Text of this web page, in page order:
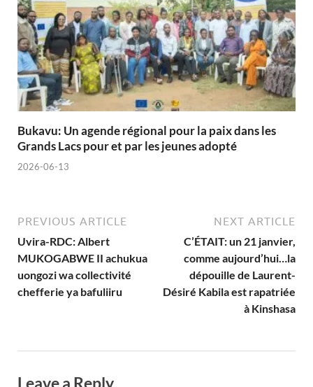
Bukavu: Un agende régional pour la paix dans les
Grands Lacs pour et par les jeunes adopté
2026-06-13
PREVIOUS ARTICLE
Uvira-RDC: Albert
MUKOGABWE II achukua
uongozi wa collectivité
chefferie ya bafuliiru
NEXT ARTICLE
C’ÉTAIT: un 21 janvier,
comme aujourd’hui…la
dépouille de Laurent-
Désiré Kabila est rapatriée
à Kinshasa
Leave a Reply